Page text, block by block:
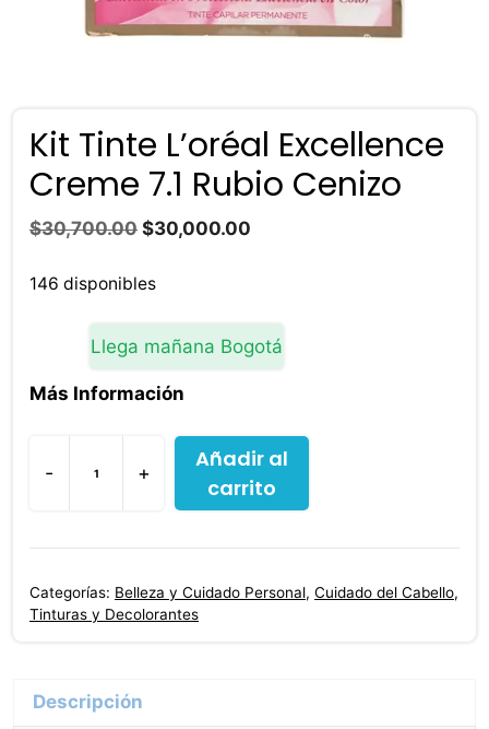
Kit Tinte L’oréal Excellence
Creme 7.1 Rubio Cenizo
$30,700.00 El
original
$30,700.00.
$30,000.00
$30,000.00.
146 disponibles
Llega mañana Bogotá
Más Información
-
Tinte
L'oréal
Creme
cantidad
+
Añadir al
carrito
Categorías: Belleza y Cuidado Personal, Cuidado del Cabello,
Tinturas y Decolorantes